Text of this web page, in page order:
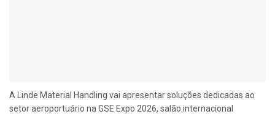
A Linde Material Handling vai apresentar soluções dedicadas ao
setor aeroportuário na GSE Expo 2026, salão internacional